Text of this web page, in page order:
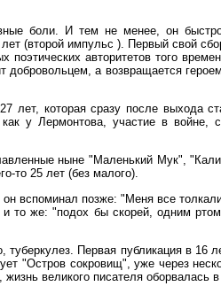
боли. И тем не менее, он
(второй импульс ). Первый свой
авторитетов того
а возвращается
лет, которая сразу после выхода
у Лермонтова, участие в войне,
ныне "Маленький Мук",
то 25 лет (без малого).
вспоминал позже: "Меня все
то же: "подох бы скорей, одним
Первая публикация в 16
"Остров сокровищ", уже через
великого писателя оборвалась в